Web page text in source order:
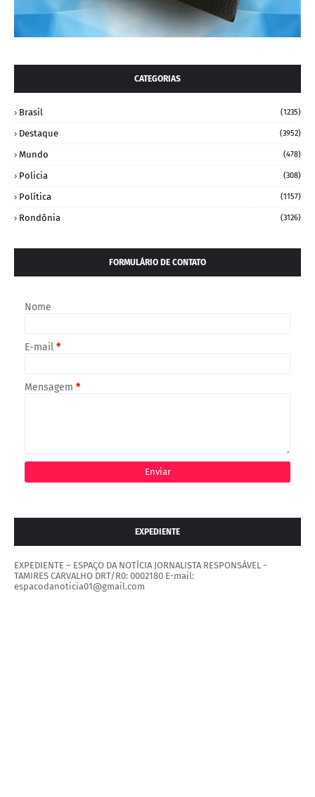
CATEGORIAS
Brasil (1235)
Destaque (3952)
Mundo (478)
Policia (308)
Política (1157)
Rondônia (3126)
FORMULÁRIO DE CONTATO
Nome
E-mail *
Mensagem *
EXPEDIENTE
EXPEDIENTE – ESPAÇO DA NOTÍCIA JORNALISTA RESPONSÁVEL -
TAMIRES CARVALHO DRT/R0: 0002180 E-mail:
espacodanoticia01@gmail.com